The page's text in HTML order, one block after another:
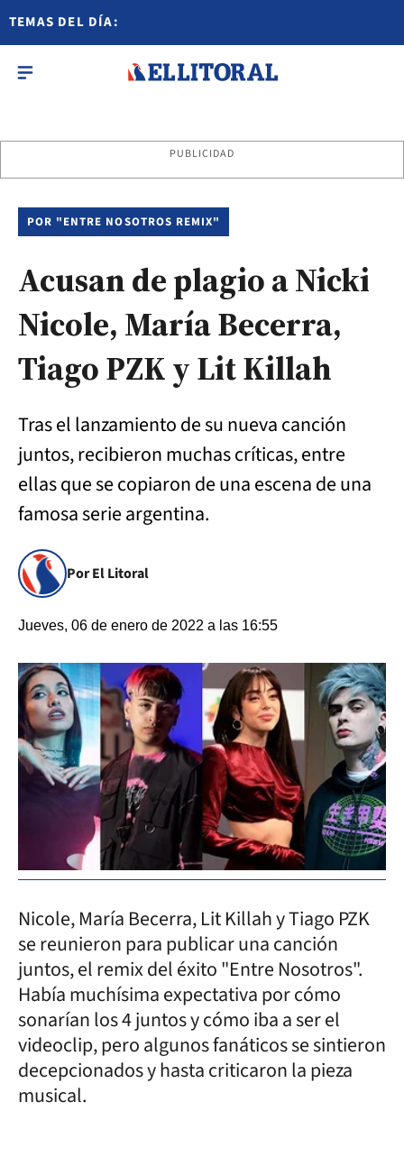
TEMAS DEL DÍA:
PUBLICIDAD
POR "ENTRE NOSOTROS REMIX"
Acusan de plagio a Nicki
Nicole, María Becerra,
Tiago PZK y Lit Killah
Tras el lanzamiento de su nueva canción
juntos, recibieron muchas críticas, entre
ellas que se copiaron de una escena de una
famosa serie argentina.
Por El Litoral
Jueves, 06 de enero de 2022 a las 16:55
Nicole, María Becerra, Lit Killah y Tiago PZK
se reunieron para publicar una canción
juntos, el remix del éxito "Entre Nosotros".
Había muchísima expectativa por cómo
sonarían los 4 juntos y cómo iba a ser el
videoclip, pero algunos fanáticos se sintieron
decepcionados y hasta criticaron la pieza
musical.